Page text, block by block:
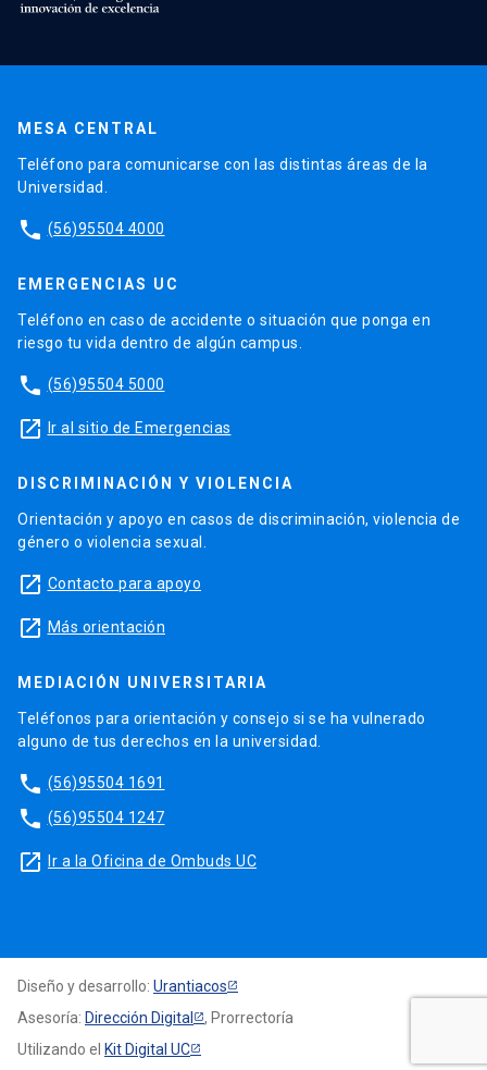
MESA CENTRAL
Teléfono para comunicarse con las distintas áreas de la
Universidad.
phone (56)95504 4000
EMERGENCIAS UC
Teléfono en caso de accidente o situación que ponga en
riesgo tu vida dentro de algún campus.
phone (56)95504 5000
launch Ir al sitio de Emergencias
DISCRIMINACIÓN Y VIOLENCIA
Orientación y apoyo en casos de discriminación, violencia de
género o violencia sexual.
launch Contacto para apoyo
launch Más orientación
MEDIACIÓN UNIVERSITARIA
Teléfonos para orientación y consejo si se ha vulnerado
alguno de tus derechos en la universidad.
phone (56)95504 1691
phone (56)95504 1247
launch Ir a la Oficina de Ombuds UC
Diseño y desarrollo: Urantiacos
Asesoría: Dirección Digital
, Prorrectoría
Utilizando el Kit Digital UC